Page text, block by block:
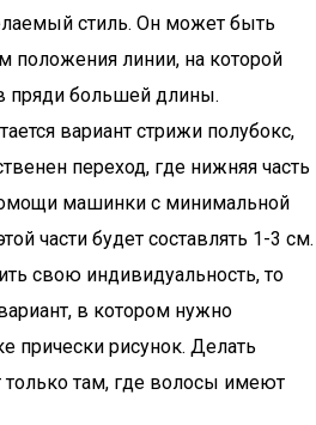
стиль. Он может быть
положения линии, на которой
пряди большей длины.
вариант стрижи полубокс,
переход, где нижняя часть
машинки с минимальной
части будет составлять 1-3 см.
свою индивидуальность, то
в котором нужно
прически рисунок. Делать
только там, где волосы имеют